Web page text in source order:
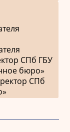
СПб ГБУ
бюро»
СПб